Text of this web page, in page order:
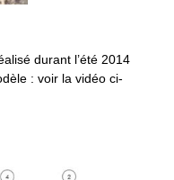
durant l’été 2014
: voir la vidéo ci-